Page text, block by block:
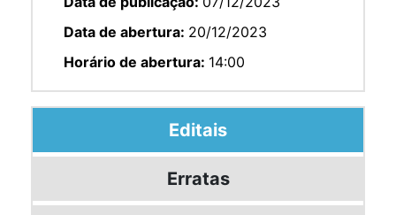
Data de abertura: 20/12/2023
Horário de abertura: 14:00
Editais
Erratas